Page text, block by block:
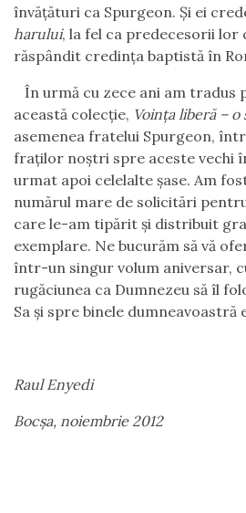
învăţături ca Spurgeon. Şi ei
harului, la fel ca predecesorii lor
răspândit credinţa baptistă în
În urmă cu zece ani am tradus
această colecţie, Voinţa liberă – o
asemenea fratelui Spurgeon,
fraţilor noştri spre aceste vechi
urmat apoi celelalte şase. Am
numărul mare de solicitări
care le-am tipărit şi distribuit
exemplare. Ne bucurăm să vă
într-un singur volum aniversar,
rugăciunea ca Dumnezeu să îl
Sa şi spre binele dumneavoastră
Raul Enyedi
Bocşa, noiembrie 2012